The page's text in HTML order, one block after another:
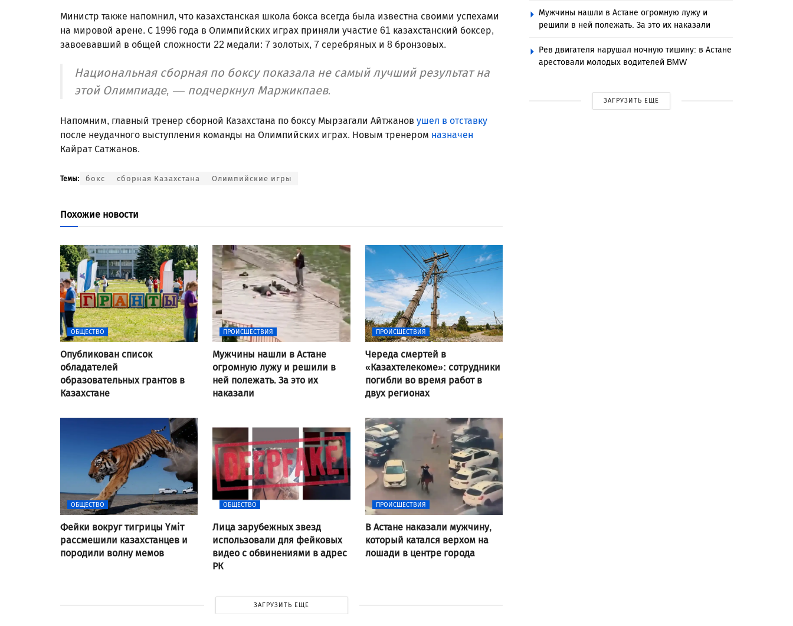
Министр также напомнил, что казахстанская школа бокса всегда была известна своими успехами
на мировой арене. С 1996 года в Олимпийских играх приняли участие 61 казахстанский боксер,
завоевавший в общей сложности 22 медали: 7 золотых, 7 серебряных и 8 бронзовых.
Национальная сборная по боксу показала не самый лучший результат на
этой Олимпиаде, — подчеркнул Маржикпаев.
Напомним, главный тренер сборной Казахстана по боксу Мырзагали Айтжанов ушел в отставку
после неудачного выступления команды на Олимпийских играх. Новым тренером назначен
Кайрат Сатжанов.
Темы: бокс сборная Казахстана Олимпийские игры
Похожие новости
ОБЩЕСТВО
Опубликован список
обладателей
образовательных грантов в
Казахстане
ПРОИСШЕСТВИЯ
Мужчины нашли в Астане
огромную лужу и решили в
ней полежать. За это их
наказали
ПРОИСШЕСТВИЯ
Череда смертей в
«Казахтелекоме»: сотрудники
погибли во время работ в
двух регионах
ОБЩЕСТВО
Фейки вокруг тигрицы Үміт
рассмешили казахстанцев и
породили волну мемов
ОБЩЕСТВО
Лица зарубежных звезд
использовали для фейковых
видео с обвинениями в адрес
РК
ПРОИСШЕСТВИЯ
В Астане наказали мужчину,
который катался верхом на
лошади в центре города
ЗАГРУЗИТЬ ЕЩЕ
Мужчины нашли в Астане огромную лужу и
решили в ней полежать. За это их наказали
Рев двигателя нарушал ночную тишину: в Астане
арестовали молодых водителей BMW
ЗАГРУЗИТЬ ЕЩЕ